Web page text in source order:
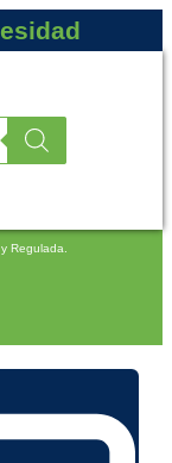
Regulada.